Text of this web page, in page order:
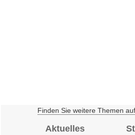
Finden Sie weitere Themen
Aktuelles